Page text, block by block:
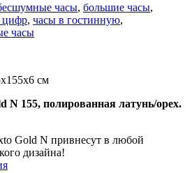
часы, большие часы,
цифр, часы в гостинную,
часы
см
N 155, полированная латунь/орех.
Gold N привнесут в любой
дизайна!